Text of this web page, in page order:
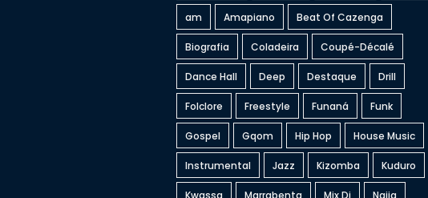
am Amapiano Beat Of Cazenga
Biografia Coladeira Coupé-Décalé
Dance Hall Deep Destaque Drill
Folclore Freestyle Funaná Funk
Gospel Gqom Hip Hop House Music
Instrumental Jazz Kizomba Kuduro
Kwassa Marrabenta Mix Dj Naija